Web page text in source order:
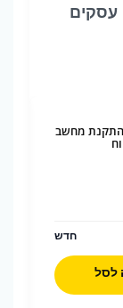
מחשב
חדש
לסל